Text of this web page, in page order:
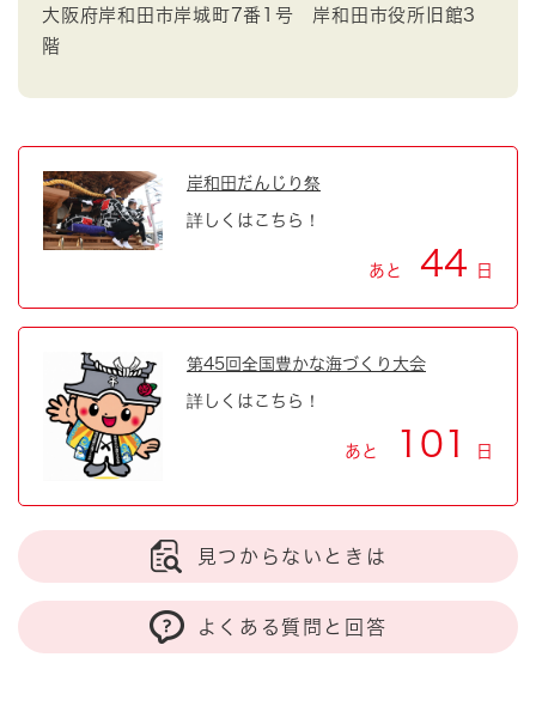
大阪府岸和田市岸城町7番1号 岸和田市役所旧館3
階
岸和田だんじり祭
詳しくはこちら！
あと 44 日
第45回全国豊かな海づくり大会
詳しくはこちら！
あと 101 日
見つからないときは
よくある質問と回答